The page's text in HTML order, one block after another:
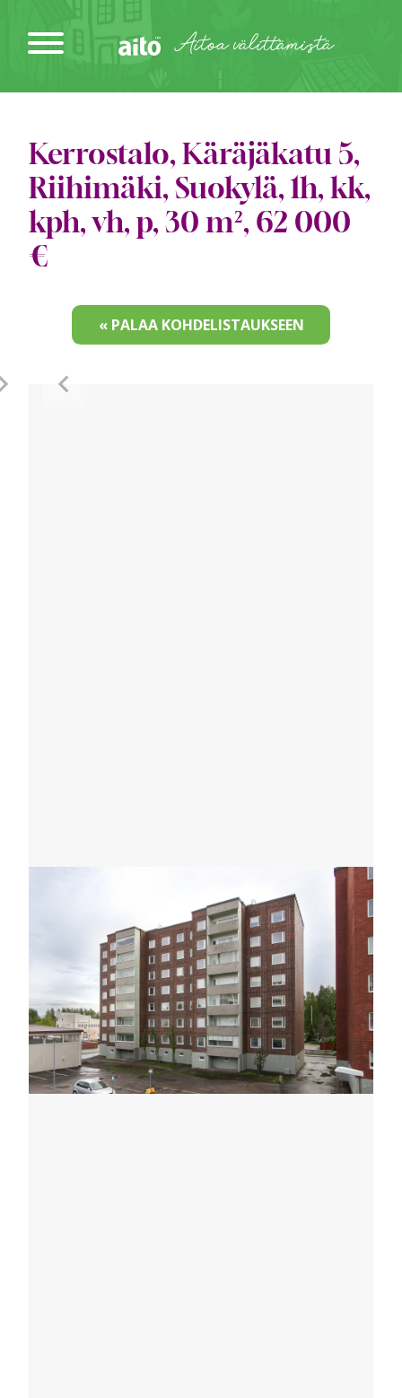
sisältöön
Aitoa välittämistä
Kerrostalo, Käräjäkatu 5,
Riihimäki, Suokylä, 1h, kk,
kph, vh, p, 30 m², 62 000
€
« PALAA KOHDELISTAUKSEEN